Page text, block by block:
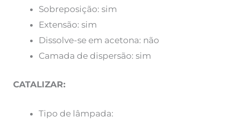
Sobreposição: sim
Extensão: sim
Dissolve-se em acetona: não
Camada de dispersão: sim
CATALIZAR:
Tipo de lâmpada: